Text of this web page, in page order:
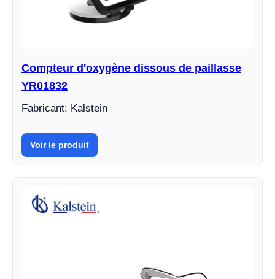
Compteur d'oxygène dissous de paillasse
YR01832
Fabricant: Kalstein
Voir le produit